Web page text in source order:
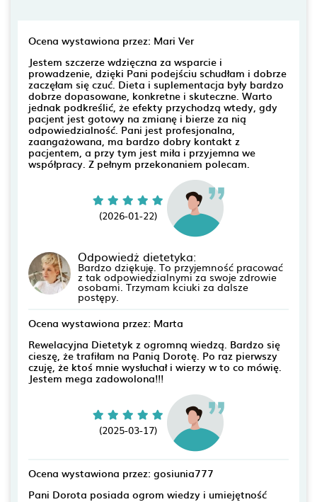
Ocena wystawiona przez: Mari Ver
Jestem szczerze wdzięczna za wsparcie i
prowadzenie, dzięki Pani podejściu schudłam i dobrze
zaczęłam się czuć. Dieta i suplementacja były bardzo
dobrze dopasowane, konkretne i skuteczne. Warto
jednak podkreślić, że efekty przychodzą wtedy, gdy
pacjent jest gotowy na zmianę i bierze za nią
odpowiedzialność. Pani jest profesjonalna,
zaangażowana, ma bardzo dobry kontakt z
pacjentem, a przy tym jest miła i przyjemna we
współpracy. Z pełnym przekonaniem polecam.
(2026-01-22)
Odpowiedż dietetyka:
Bardzo dziękuję. To przyjemność pracować
z tak odpowiedzialnymi za swoje zdrowie
osobami. Trzymam kciuki za dalsze
postępy.
Ocena wystawiona przez: Marta
Rewelacyjna Dietetyk z ogromną wiedzą. Bardzo się
cieszę, że trafiłam na Panią Dorotę. Po raz pierwszy
czuję, że ktoś mnie wysłuchał i wierzy w to co mówię.
Jestem mega zadowolona!!!
(2025-03-17)
Ocena wystawiona przez: gosiunia777
Pani Dorota posiada ogrom wiedzy i umiejętność